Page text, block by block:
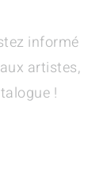
informé
artistes,
!